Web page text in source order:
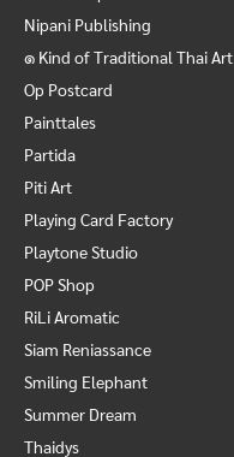
Nipani Publishing
๑ Kind of Traditional Thai Art
Op Postcard
Painttales
Partida
Piti Art
Playing Card Factory
Playtone Studio
POP Shop
RiLi Aromatic
Siam Reniassance
Smiling Elephant
Summer Dream
Thaidys